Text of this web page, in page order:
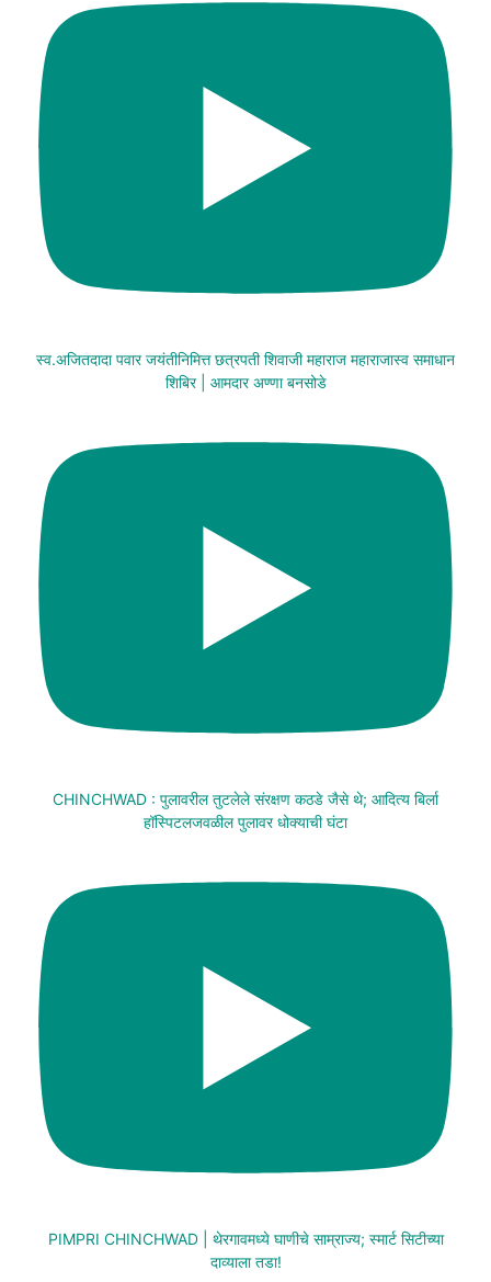
स्व.अजितदादा पवार जयंतीनिमित्त छत्रपती शिवाजी महाराज महाराजास्व समाधान
शिबिर | आमदार अण्णा बनसोडे
CHINCHWAD : पुलावरील तुटलेले संरक्षण कठडे जैसे थे; आदित्य बिर्ला
हॉस्पिटलजवळील पुलावर धोक्याची घंटा
PIMPRI CHINCHWAD | थेरगावमध्ये घाणीचे साम्राज्य; स्मार्ट सिटीच्या
दाव्याला तडा!